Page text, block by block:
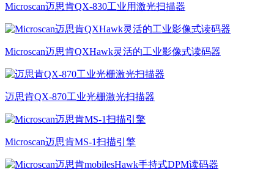
Microscan迈思肯QX-830工业用激光扫描器
Microscan迈思肯QXHawk灵活的工业影像式读码器
迈思肯QX-870工业光栅激光扫描器
Microscan迈思肯MS-1扫描引擎